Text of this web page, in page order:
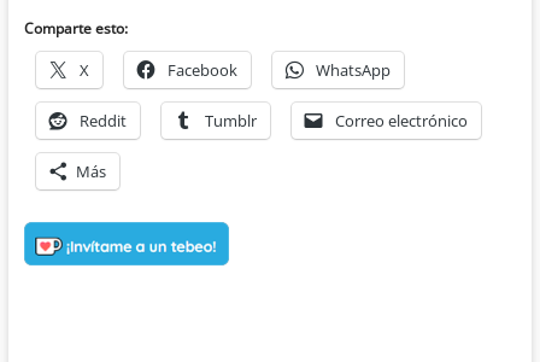
Comparte esto:
X Facebook WhatsApp
Reddit Tumblr Correo electrónico
Más